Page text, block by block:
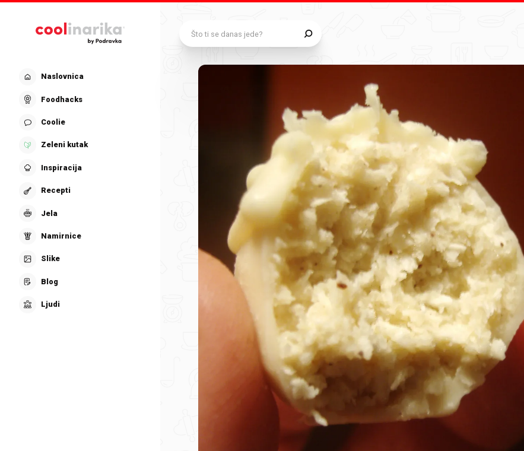
Naslovnica
Foodhacks
Coolie
Zeleni kutak
Inspiracija
Recepti
Jela
Namirnice
Slike
Blog
Ljudi
Što ti se danas jede?